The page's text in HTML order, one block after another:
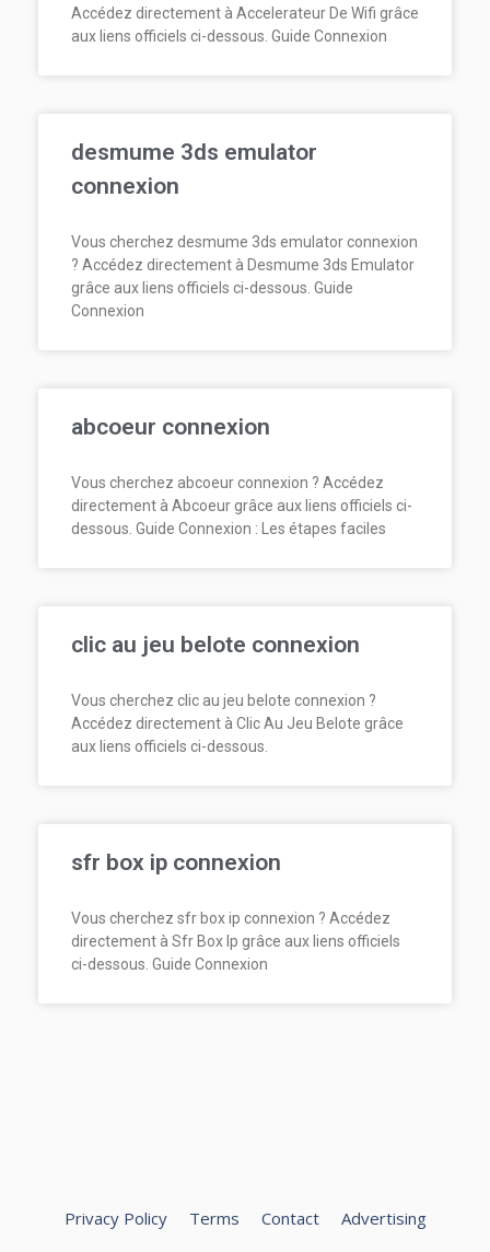
Accédez directement à Accelerateur De Wifi grâce
aux liens officiels ci-dessous. Guide Connexion
desmume 3ds emulator
connexion
Vous cherchez desmume 3ds emulator connexion
? Accédez directement à Desmume 3ds Emulator
grâce aux liens officiels ci-dessous. Guide
Connexion
abcoeur connexion
Vous cherchez abcoeur connexion ? Accédez
directement à Abcoeur grâce aux liens officiels ci-
dessous. Guide Connexion : Les étapes faciles
clic au jeu belote connexion
Vous cherchez clic au jeu belote connexion ?
Accédez directement à Clic Au Jeu Belote grâce
aux liens officiels ci-dessous.
sfr box ip connexion
Vous cherchez sfr box ip connexion ? Accédez
directement à Sfr Box Ip grâce aux liens officiels
ci-dessous. Guide Connexion
Privacy Policy Terms Contact
Advertising